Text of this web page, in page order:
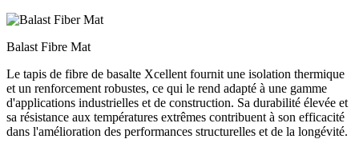
Balast Fibre Mat
Le tapis de fibre de basalte Xcellent fournit une isolation thermique
et un renforcement robustes, ce qui le rend adapté à une gamme
d'applications industrielles et de construction. Sa durabilité élevée et
sa résistance aux températures extrêmes contribuent à son efficacité
dans l'amélioration des performances structurelles et de la longévité.